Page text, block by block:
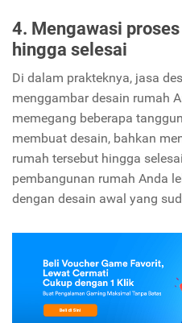
4. Mengawasi
hingga selesai
Di dalam prakteknya, jasa
menggambar desain rumah
memegang beberapa
membuat desain, bahkan
rumah tersebut hingga
pembangunan rumah Anda
dengan desain awal yang